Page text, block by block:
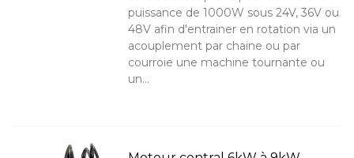
puissance de 1000W sous 24V, 36V ou
48V afin d'entrainer en rotation via un
acouplement par chaine ou par
courroie une machine tournante ou
un...